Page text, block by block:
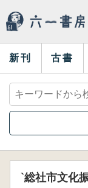
新刊 古書
`総社市文化